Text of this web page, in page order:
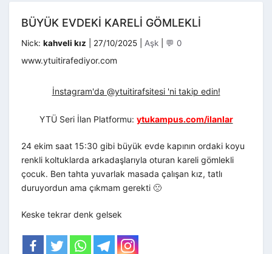
BÜYÜK EVDEKI KARELI GÖMLEKLI
Nick: kahveli kız 27/10/2025 Kategoriler
Aşk 💬 0
www.ytuitirafediyor.com
İnstagram'da @ytuitirafsitesi 'ni takip edin!
YTÜ Seri İlan Platformu: ytukampus.com/ilanlar
24 ekim saat 15:30 gibi büyük evde kapının ordaki koyu
renkli koltuklarda arkadaşlarıyla oturan kareli gömlekli
çocuk. Ben tahta yuvarlak masada çalışan kız, tatlı
duruyordun ama çıkmam gerekti 🙁
Keske tekrar denk gelsek